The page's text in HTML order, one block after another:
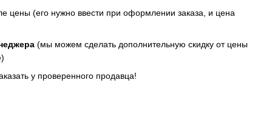
цены (его нужно ввести при оформлении заказа, и цена
(мы можем сделать дополнительную скидку от цены
у проверенного продавца!